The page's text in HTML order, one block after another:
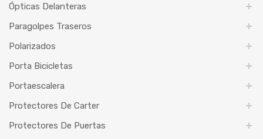
Ópticas Delanteras
Paragolpes Traseros
Polarizados
Porta Bicicletas
Portaescalera
Protectores De Carter
Protectores De Puertas